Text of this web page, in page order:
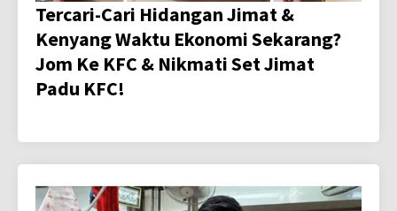
Tercari-Cari Hidangan Jimat &
Kenyang Waktu Ekonomi Sekarang?
Jom Ke KFC & Nikmati Set Jimat
Padu KFC!